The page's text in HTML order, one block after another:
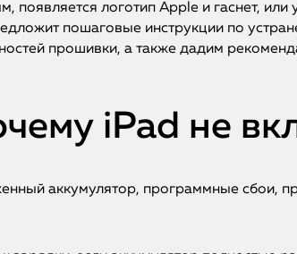
логотип Apple и гаснет, или
пошаговые инструкции по
прошивки, а также дадим
iPad не
аккумулятор, программные сбои,